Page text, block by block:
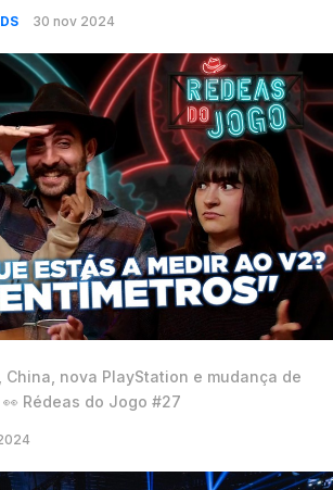
30 nov 2024
China, nova PlayStation e mudança de
Rédeas do Jogo #27